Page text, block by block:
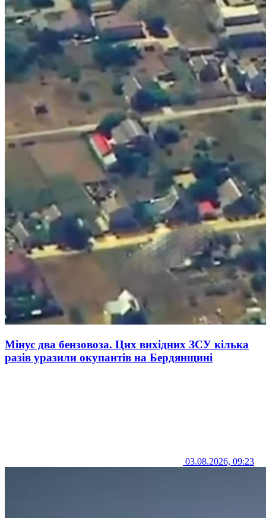
Мінус два бензовоза. Цих вихідних ЗСУ кілька
разів уразили окупантів на Бердянщині
03.08.2026, 09:23